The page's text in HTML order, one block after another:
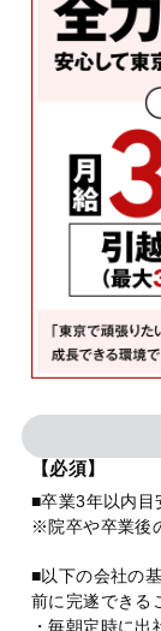
【必須】
■卒業3年以内目
※院卒や卒業後
■以下の会社の
前に完遂できる
・毎朝定時に出